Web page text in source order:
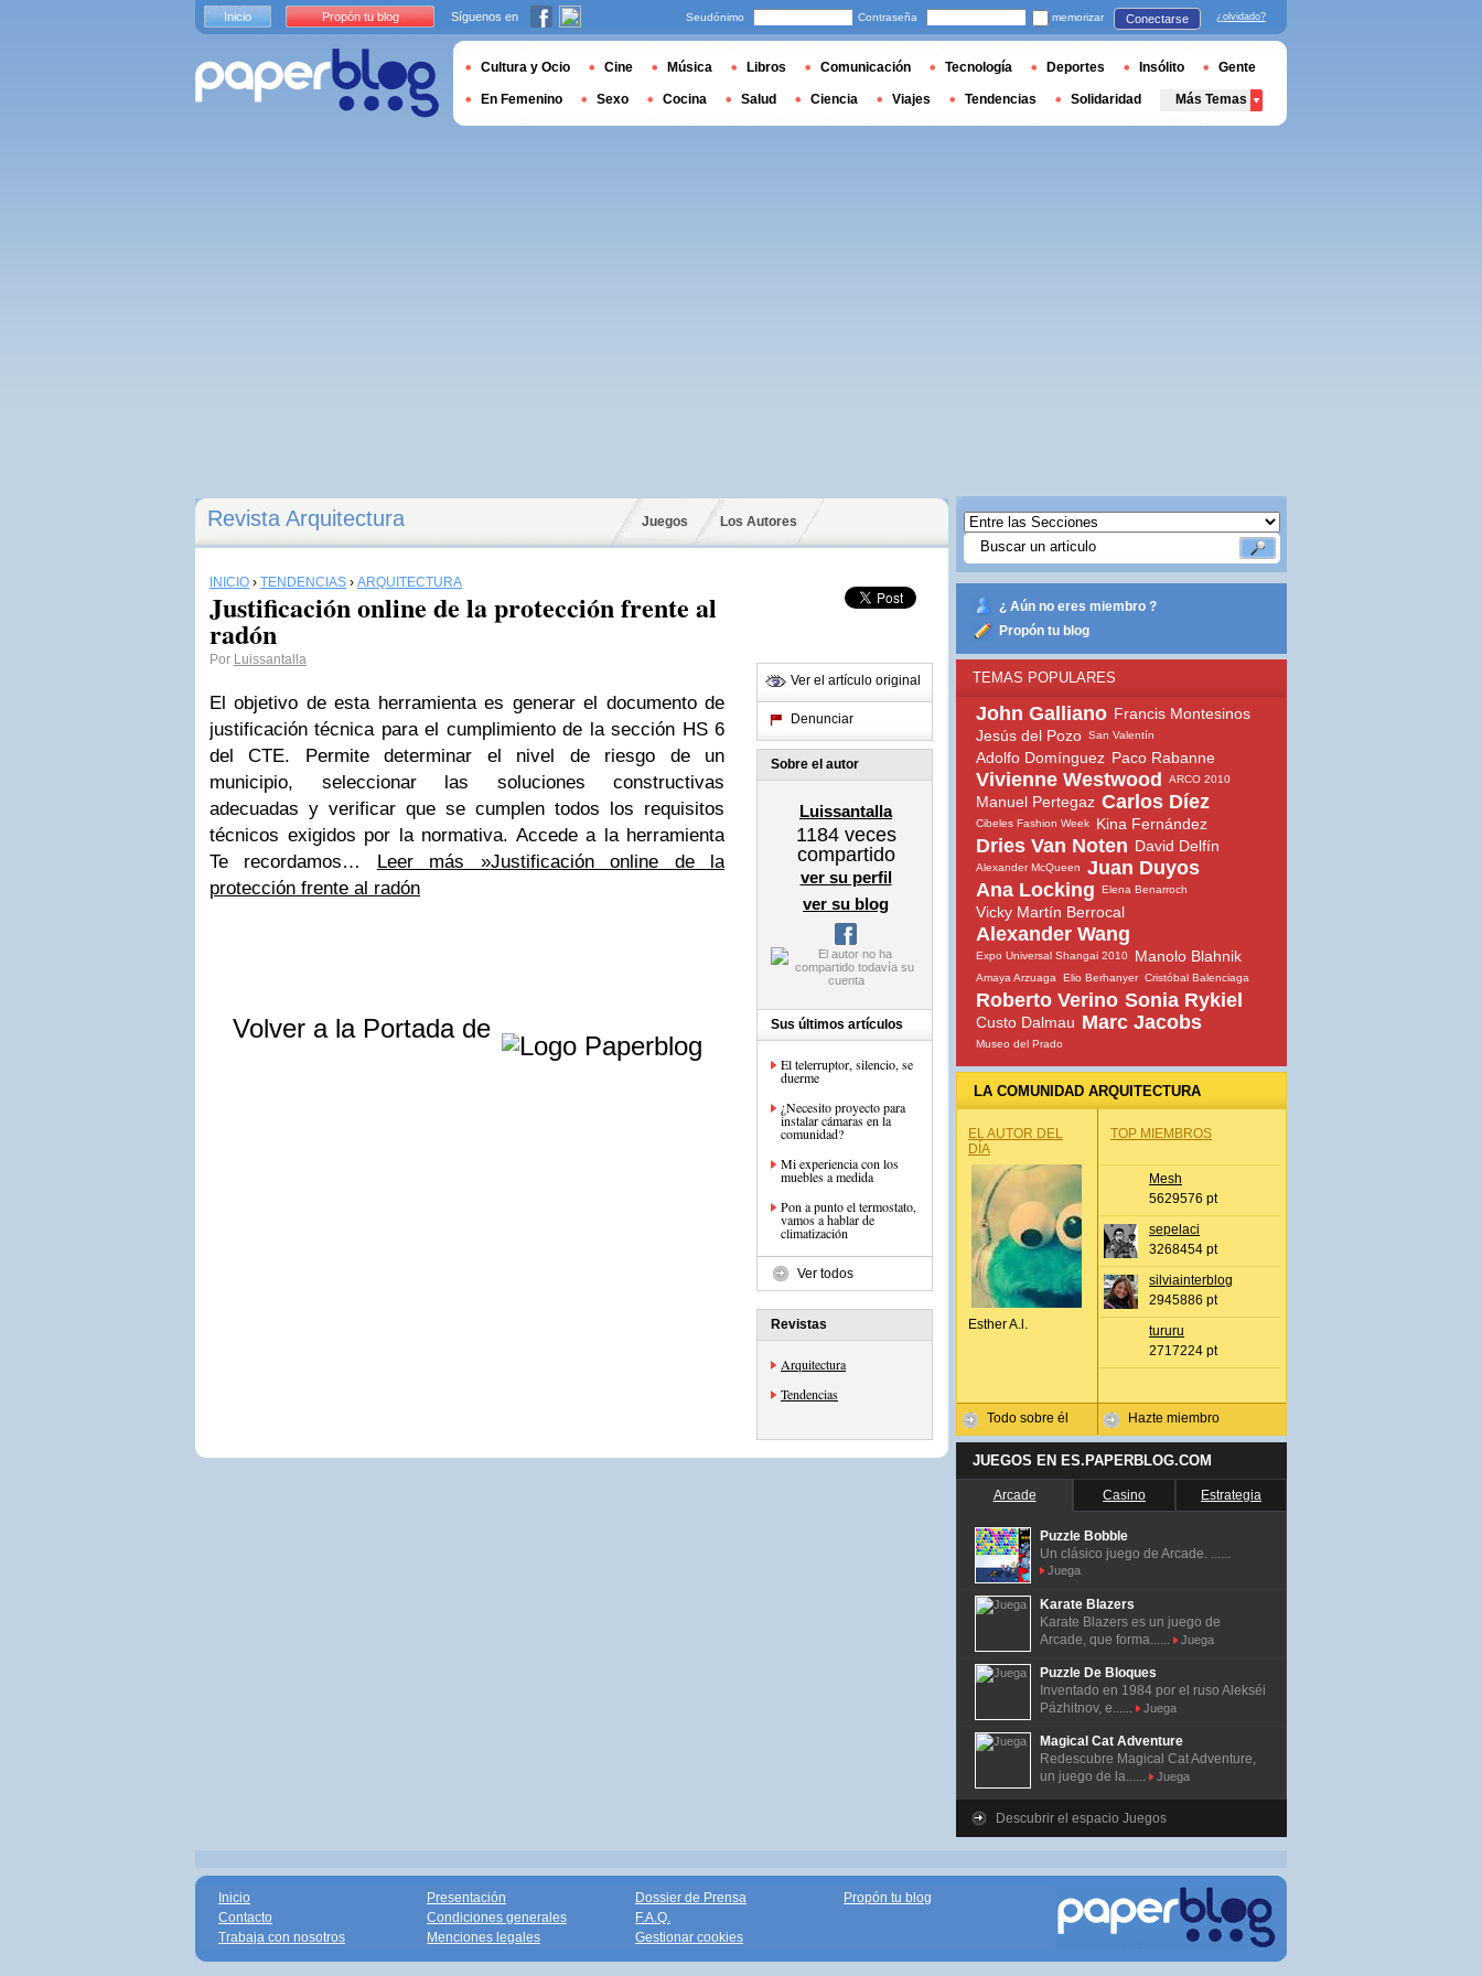
Revista Arquitectura Juegos Los Autores
INICIO › TENDENCIAS › ARQUITECTURA
Justificación online de la protección frente al
radón
Por Luissantalla
El objetivo de esta herramienta es generar el documento de
justificación técnica para el cumplimiento de la sección HS 6
del CTE. Permite determinar el nivel de riesgo de un
municipio, seleccionar las soluciones constructivas
adecuadas y verificar que se cumplen todos los requisitos
técnicos exigidos por la normativa. Accede a la herramienta
Te recordamos… Leer más »Justificación online de la
protección frente al radón
Volver a la Portada de
Ver el artículo original
Denunciar
Sobre el autor
Luissantalla
1184veces
compartido
ver su perfil
ver su blog
Sus últimos artículos
El telerruptor, silencio, se
duerme
¿Necesito proyecto para
instalar cámaras en la
comunidad?
Mi experiencia con los
muebles a medida
Pon a punto el termostato,
vamos a hablar de
climatización
Ver todos
Revistas
Arquitectura
Tendencias
¿ Aún no eres miembro ?
Propón tu blog
TEMAS POPULARES
John Galliano Francis Montesinos
Jesús del Pozo San Valentín
Adolfo Domínguez Paco Rabanne
Vivienne Westwood ARCO 2010
Manuel Pertegaz Carlos Díez
Cibeles Fashion Week Kina Fernández
Dries Van Noten David Delfín
Alexander McQueen
Juan Duyos
Ana Locking
Elena Benarroch
Vicky Martín Berrocal
Alexander Wang
Expo Universal Shangai 2010 Manolo Blahnik
Amaya Arzuaga Elio Berhanyer Cristóbal Balenciaga
Roberto Verino Sonia Rykiel
Custo Dalmau Marc Jacobs
Museo del Prado
LA COMUNIDAD ARQUITECTURA
EL AUTOR DEL
DÍA
Esther A.l.
Todo sobre él
TOP MIEMBROS
Mesh
5629576 pt
sepelaci
3268454 pt
silviainterblog
2945886 pt
tururu
2717224 pt
Hazte miembro
JUEGOS EN ES.PAPERBLOG.COM
Arcade Casino Estrategia
Puzzle Bobble
Un clásico juego de Arcade. ......
Juega
Karate Blazers
Karate Blazers es un juego de
Arcade, que forma......
Juega
Puzzle De Bloques
Inventado en 1984 por el ruso Alekséi
Pázhitnov, e......
Juega
Magical Cat Adventure
Redescubre Magical Cat Adventure,
un juego de la......
Juega
Descubrir el espacio Juegos
Inicio Propón tu blog Síguenos en Seudónimo Contraseña memorizar Conectarse ¿olvidado?
Cultura y Ocio Cine Música Libros Comunicación Tecnología Deportes Insólito Gente
En Femenino Sexo Cocina Salud Ciencia Viajes Tendencias Solidaridad Más Temas
Inicio
Contacto
Trabaja con nosotros
Presentación
Condiciones generales
Menciones legales
Dossier de Prensa
F.A.Q.
Gestionar cookies
Propón tu blog